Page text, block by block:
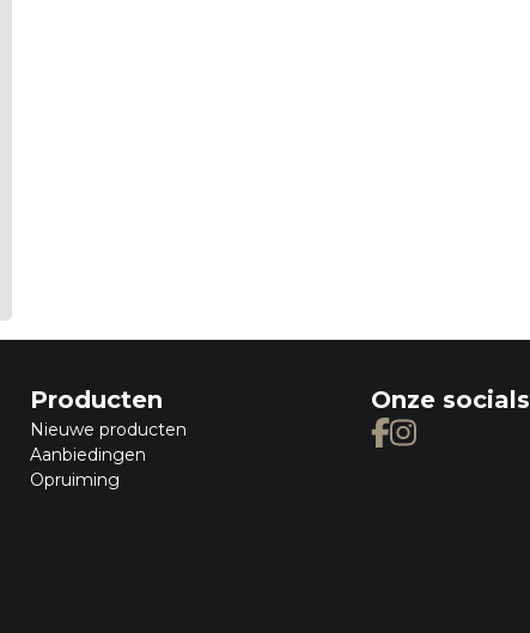
Producten
Nieuwe producten
Aanbiedingen
Opruiming
Onze socials